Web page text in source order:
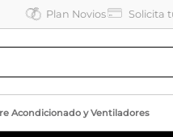
Plan Novios Solicita
Acondicionado y Ventiladores